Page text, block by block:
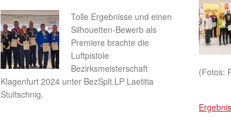
Tolle Ergebnisse und einen
Silhouetten-Bewerb als
Premiere brachte die
Luftpistole
Bezirksmeisterschaft
Klagenfurt 2024 unter BezSplt.LP Laetitia
Stultschnig.
(Fotos: